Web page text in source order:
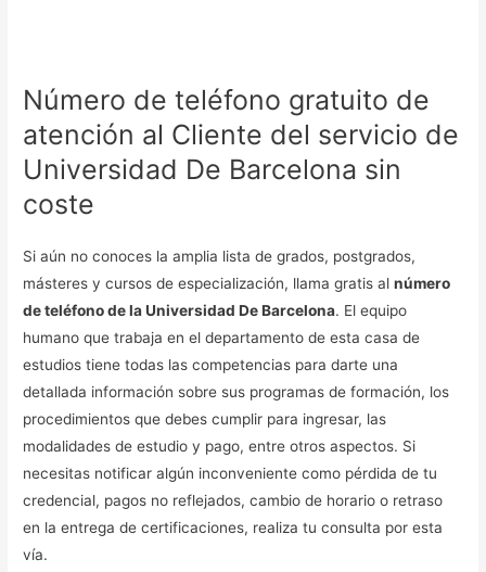
Número de teléfono gratuito de
atención al Cliente del servicio de
Universidad De Barcelona sin
coste
Si aún no conoces la amplia lista de grados, postgrados,
másteres y cursos de especialización, llama gratis alnúmero
de teléfono de la Universidad De Barcelona. El equipo
humano que trabaja en el departamento de esta casa de
estudios tiene todas las competencias para darte una
detallada información sobre sus programas de formación, los
procedimientos que debes cumplir para ingresar, las
modalidades de estudio y pago, entre otros aspectos. Si
necesitas notificar algún inconveniente como pérdida de tu
credencial, pagos no reflejados, cambio de horario o retraso
en la entrega de certificaciones, realiza tu consulta por esta
vía.